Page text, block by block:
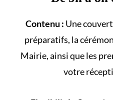
Contenu : Une
préparatifs, la
Mairie, ainsi que les
votre